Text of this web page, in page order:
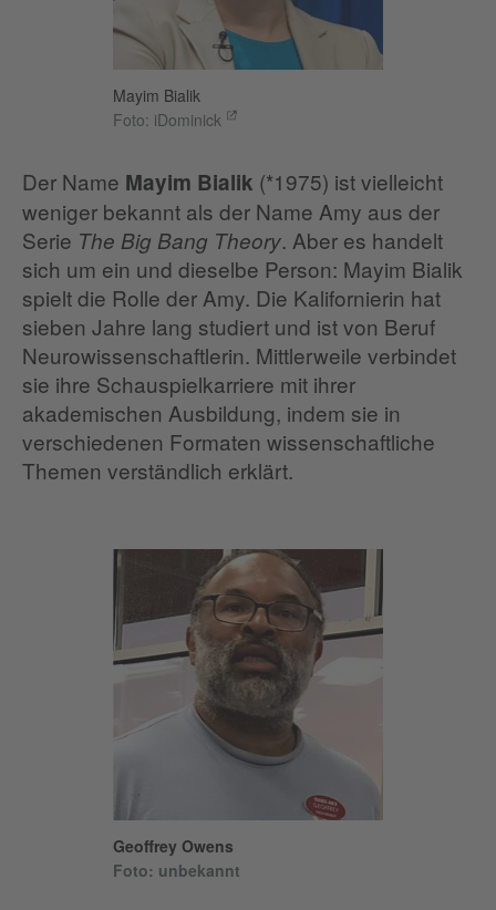
Mayim Bialik
Foto: iDominick
Der Name Mayim Bialik (*1975) ist vielleicht
weniger bekannt als der Name Amy aus der
Serie The Big Bang Theory. Aber es handelt
sich um ein und dieselbe Person: Mayim Bialik
spielt die Rolle der Amy. Die Kalifornierin hat
sieben Jahre lang studiert und ist von Beruf
Neurowissenschaftlerin. Mittlerweile verbindet
sie ihre Schauspielkarriere mit ihrer
akademischen Ausbildung, indem sie in
verschiedenen Formaten wissenschaftliche
Themen verständlich erklärt.
Geoffrey Owens
Foto: unbekannt